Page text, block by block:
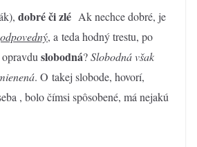
dobré či zlé Ak nechce dobré, je
, a teda hodný trestu, po
slobodná?Slobodná však
. O takej slobode, hovorí,
, bolo čímsi spôsobené, má nejakú